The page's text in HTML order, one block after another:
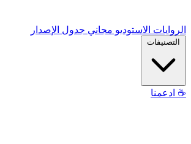
الروايات الاستوديو مجاني جدول الإصدار
التصنيفات
☕ ادعمنا